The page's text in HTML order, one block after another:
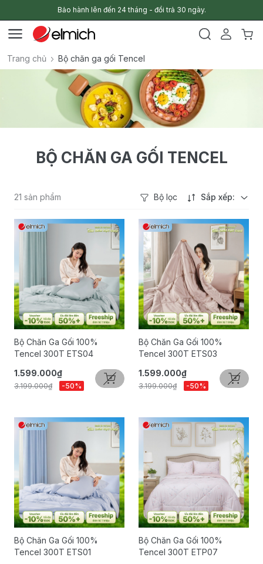
Bảo hành lên đến 24 tháng - đổi trả 30 ngày.
Trang chủ Bộ chăn ga gối Tencel
BỘ CHĂN GA GỐI TENCEL
21 sản phẩm Bộ lọc Sắp xếp:
Bộ Chăn Ga Gối 100%
Tencel 300T ETS04
1.599.000₫
3.199.000₫ -50%
Bộ Chăn Ga Gối 100%
Tencel 300T ETS03
1.599.000₫
3.199.000₫ -50%
Bộ Chăn Ga Gối 100%
Tencel 300T ETS01
Bộ Chăn Ga Gối 100%
Tencel 300T ETP07